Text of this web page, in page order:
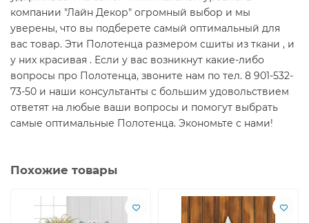
компании "Лайн Декор" огромный выбор и мы
уверены, что вы подберете самый оптимальный для
вас товар. Эти Полотенца размером сшиты из ткани , и
у них красивая . Если у вас возникнут какие-либо
вопросы про Полотенца, звоните нам по тел. 8 901-532-
73-50 и наши консультанты с большим удовольствием
ответят на любые ваши вопросы и помогут выбрать
самые оптимальные Полотенца. Экономьте с нами!
Похожие товары